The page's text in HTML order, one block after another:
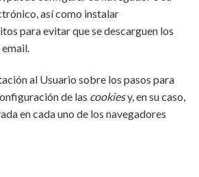
así como instalar
para evitar que se descarguen los
al Usuario sobre los pasos para
de las cookiesy, en su caso,
en cada uno de los navegadores